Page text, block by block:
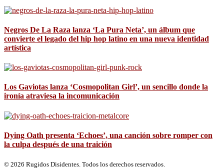
Negros De La Raza lanza ‘La Pura Neta’, un álbum que
convierte el legado del hip hop latino en una nueva identidad
artística
Los Gaviotas lanza ‘Cosmopolitan Girl’, un sencillo donde la
ironía atraviesa la incomunicación
Dying Oath presenta ‘Echoes’, una canción sobre romper con
la culpa después de una traición
© 2026 Rugidos Disidentes. Todos los derechos reservados.